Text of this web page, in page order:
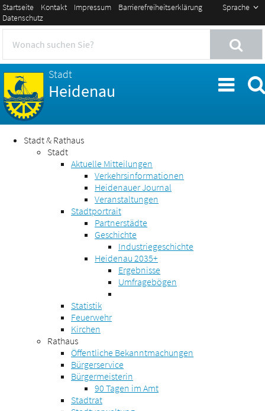
Sprache
Startseite Kontakt Impressum
Barrierefreiheitserklärung
Datenschutz
Stadt
Heidenau
Stadt & Rathaus
Stadt
Aktuelle Mitteilungen
Verkehrsinformationen
Heidenauer Journal
Veranstaltungen
Stadtportrait
Partnerstädte
Geschichte
Industriegeschichte
Heidenau 2035+
Ergebnisse
Umfragebögen
Statistik
Feuerwehr
Kirchen
Rathaus
Öffentliche Bekanntmachungen
Bürgerservice
Bürgermeisterin
90 Tagen im Amt
Stadtrat